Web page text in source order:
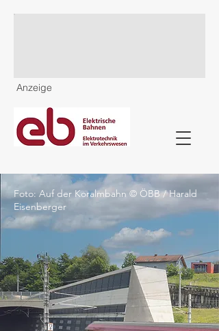
Anzeige
Foto: Auf der Koralmbahn © ÖBB / Harald
Eisenberger